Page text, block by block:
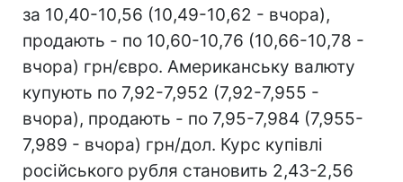
за 10,40-10,56 (10,49-10,62 - вчора),
продають - по 10,60-10,76 (10,66-10,78 -
вчора) грн/євро. Американську валюту
купують по 7,92-7,952 (7,92-7,955 -
вчора), продають - по 7,95-7,984 (7,955-
7,989 - вчора) грн/дол. Курс купівлі
російського рубля становить 2,43-2,56